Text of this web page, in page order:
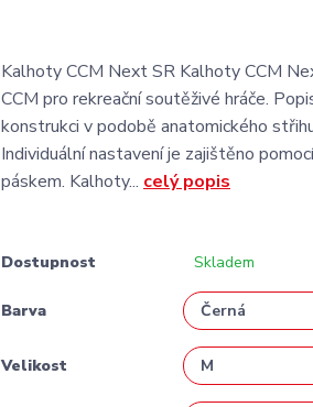
Kalhoty CCM Next SR Kalhoty CCM
CCM pro rekreační soutěživé hráče.
konstrukci v podobě anatomického
Individuální nastavení je zajištěno
páskem. Kalhoty... celý popis
Dostupnost Skladem
Barva
Velikost